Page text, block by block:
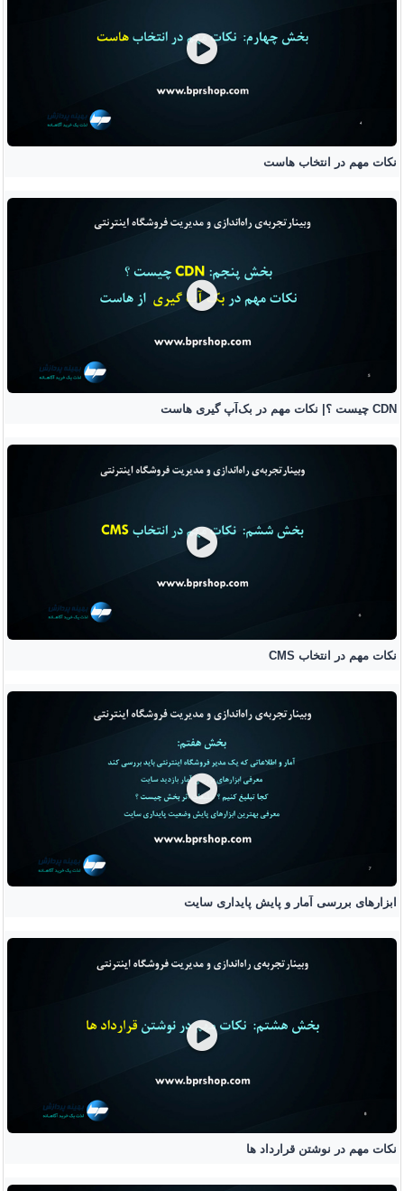
نکات مهم در انتخاب هاست
CDN چیست ؟| نکات مهم در بک‌آپ گیری هاست
نکات مهم در انتخاب CMS
ابزارهای بررسی آمار و پایش پایداری سایت
نکات مهم در نوشتن قرارداد ها